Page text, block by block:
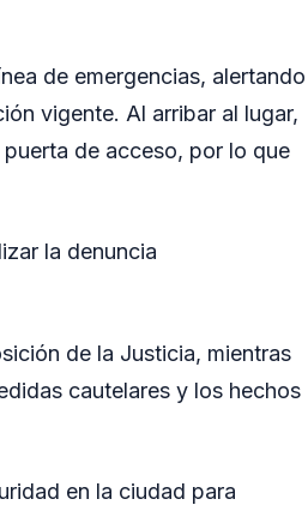
de emergencias, alertando
vigente. Al arribar al lugar,
de acceso, por lo que
la denuncia
de la Justicia, mientras
cautelares y los hechos
en la ciudad para